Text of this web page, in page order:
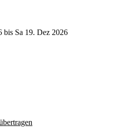
bis Sa 19. Dez 2026